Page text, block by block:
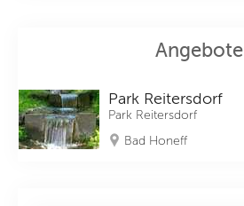
REGIONEN
Angebote
Park Reitersdorf
Park Reitersdorf
Bad Honeff